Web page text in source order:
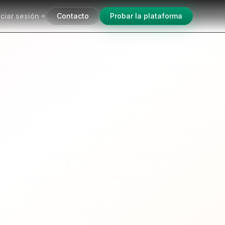
sesión Contacto Probar la plataforma